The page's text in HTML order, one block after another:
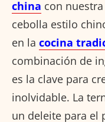
china con
cebolla estilo
en la cocina
combinación de
es la clave para
inolvidable. La
un deleite para el